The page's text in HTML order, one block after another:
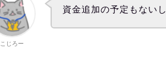
こじろー
資金追加の予定もない